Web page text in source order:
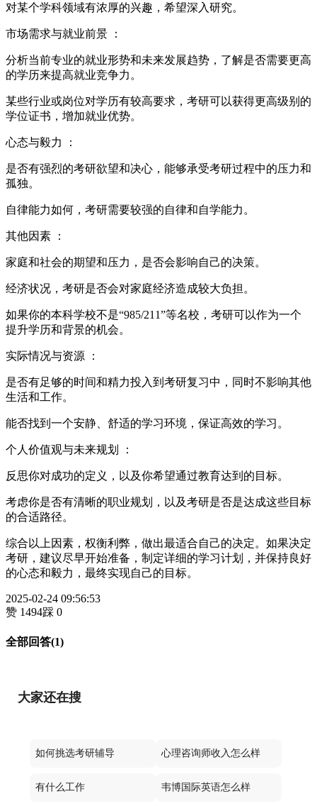
对某个学科领域有浓厚的兴趣，希望深入研究。
市场需求与就业前景 ：
分析当前专业的就业形势和未来发展趋势，了解是否需要更高
的学历来提高就业竞争力。
某些行业或岗位对学历有较高要求，考研可以获得更高级别的
学位证书，增加就业优势。
心态与毅力 ：
是否有强烈的考研欲望和决心，能够承受考研过程中的压力和
孤独。
自律能力如何，考研需要较强的自律和自学能力。
其他因素 ：
家庭和社会的期望和压力，是否会影响自己的决策。
经济状况，考研是否会对家庭经济造成较大负担。
如果你的本科学校不是“985/211”等名校，考研可以作为一个
提升学历和背景的机会。
实际情况与资源 ：
是否有足够的时间和精力投入到考研复习中，同时不影响其他
生活和工作。
能否找到一个安静、舒适的学习环境，保证高效的学习。
个人价值观与未来规划 ：
反思你对成功的定义，以及你希望通过教育达到的目标。
考虑你是否有清晰的职业规划，以及考研是否是达成这些目标
的合适路径。
综合以上因素，权衡利弊，做出最适合自己的决定。如果决定
考研，建议尽早开始准备，制定详细的学习计划，并保持良好
的心态和毅力，最终实现自己的目标。
2025-02-24 09:56:53
赞 1494踩 0
全部回答(1)
大家还在搜
如何挑选考研辅导 心理咨询师收入怎么样
有什么工作 韦博国际英语怎么样